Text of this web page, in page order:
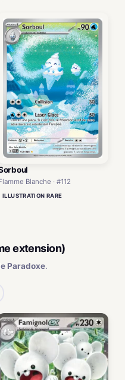
Blanche · #112
ILLUSTRATION RARE
extension)
Paradoxe.